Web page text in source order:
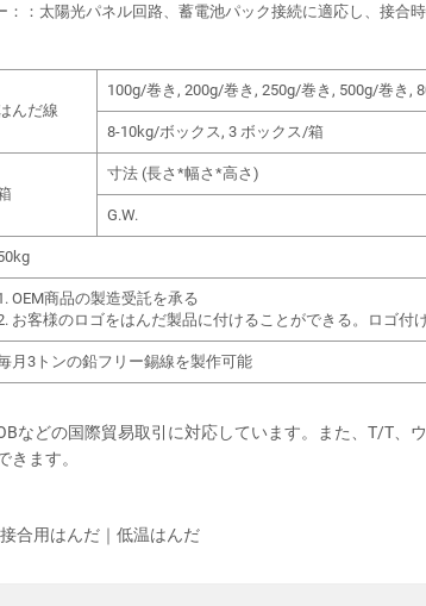
：：太陽光パネル回路、蓄電池パック接続に適応し、接合
んだ線
100g/巻き, 200g/巻き, 250g/巻き, 500g/巻き,
8-10kg/ボックス, 3 ボックス/箱
寸法 (長さ*幅さ*高さ)
G.W.
OEM商品の製造受託を承る
お客様のロゴをはんだ製品に付けることができる。ロゴ付
月3トンの鉛フリー錫線を製作可能
などの国際貿易取引に対応しています。また、T/T、
きます。
合用はんだ｜低温はんだ